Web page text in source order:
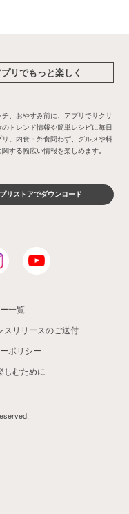
リでもっと楽しく
、おやすみ前に、アプリでサクサ
のトレンド情報や簡単レシピに毎日
。内食・外食問わず、グルメや料
する幅広い情報を楽しめます。
リストアでダウンロード
一覧
スリリースのご送付
ポリシー
しむために